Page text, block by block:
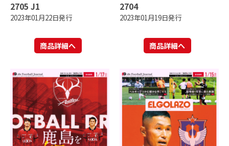
2705 J1
2023年01月22日発行
商品詳細へ
2704
2023年01月19日発行
商品詳細へ